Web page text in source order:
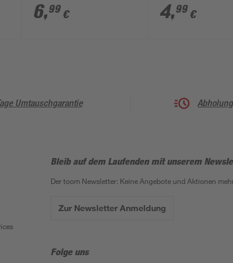
Rand 22 x 12,5 x 10,5
cm
6,99 €
Polyethylen Ø
cm
4,99 €
Umtauschgarantie
Bleib auf dem Laufenden mit unserem
Der toom Newsletter: Keine Angebote und Aktionen
Zur Newsletter Anmeldung
Folge uns